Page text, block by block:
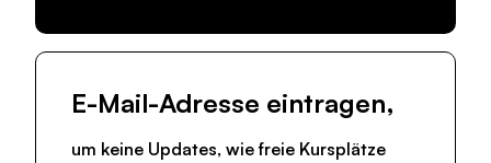
E-Mail-Adresse eintragen,
um keine Updates, wie freie Kursplätze